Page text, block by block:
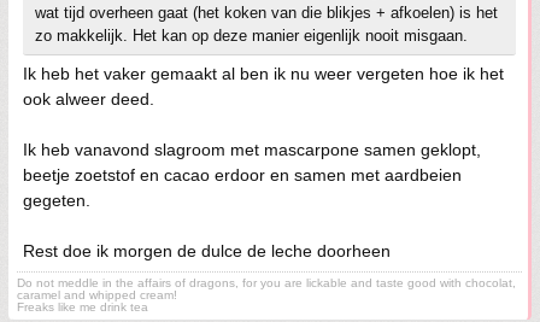
wat tijd overheen gaat (het koken van die blikjes + afkoelen) is het
zo makkelijk. Het kan op deze manier eigenlijk nooit misgaan.
Ik heb het vaker gemaakt al ben ik nu weer vergeten hoe ik het
ook alweer deed.
Ik heb vanavond slagroom met mascarpone samen geklopt,
beetje zoetstof en cacao erdoor en samen met aardbeien
gegeten.
Rest doe ik morgen de dulce de leche doorheen
Do not meddle in the affairs of dragons, for you are lickable and taste good with chocolat,
caramel and whipped cream!
Freaks like me drink tea